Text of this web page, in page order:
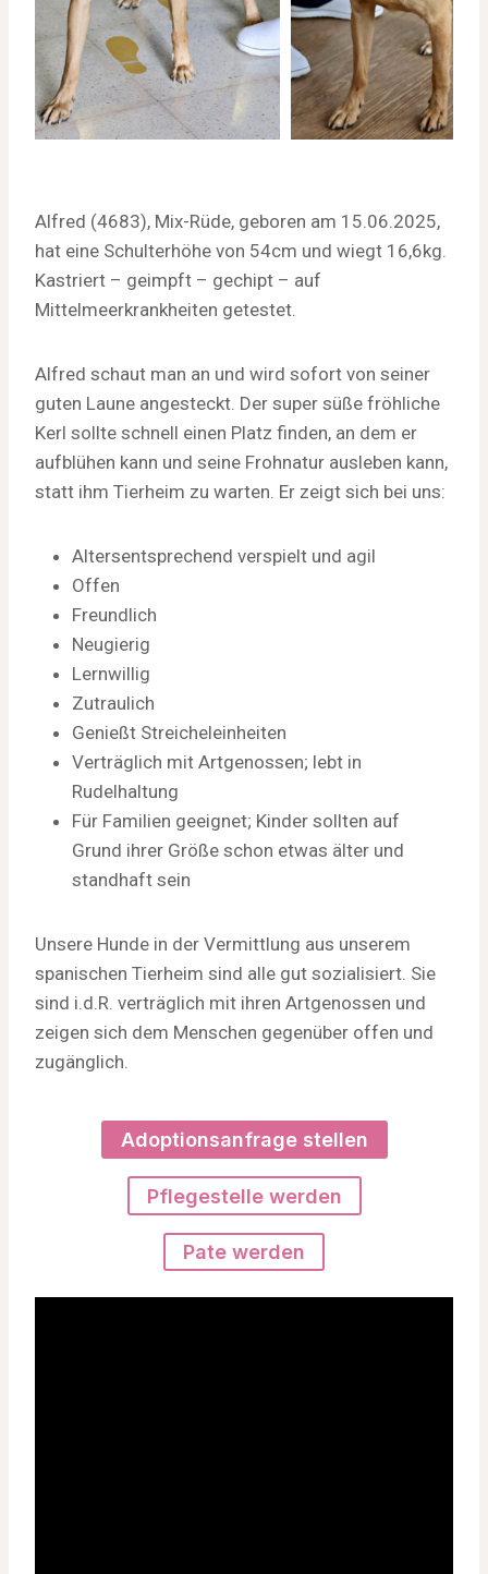
Alfred (4683), Mix-Rüde, geboren am 15.06.2025,
hat eine Schulterhöhe von 54cm und wiegt 16,6kg.
Kastriert – geimpft – gechipt – auf
Mittelmeerkrankheiten getestet.
Alfred schaut man an und wird sofort von seiner
guten Laune angesteckt. Der super süße fröhliche
Kerl sollte schnell einen Platz finden, an dem er
aufblühen kann und seine Frohnatur ausleben kann,
statt ihm Tierheim zu warten. Er zeigt sich bei uns:
Altersentsprechend verspielt und agil
Offen
Freundlich
Neugierig
Lernwillig
Zutraulich
Genießt Streicheleinheiten
Verträglich mit Artgenossen; lebt in
Rudelhaltung
Für Familien geeignet; Kinder sollten auf
Grund ihrer Größe schon etwas älter und
standhaft sein
Unsere Hunde in der Vermittlung aus unserem
spanischen Tierheim sind alle gut sozialisiert. Sie
sind i.d.R. verträglich mit ihren Artgenossen und
zeigen sich dem Menschen gegenüber offen und
zugänglich.
Adoptionsanfrage stellen
Pflegestelle werden
Pate werden